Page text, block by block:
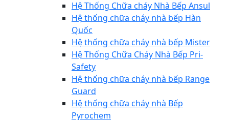
Hệ Thống Chữa cháy Nhà Bếp Ansul
Hệ thống chữa cháy nhà bếp Hàn
Quốc
Hệ thống chữa cháy nhà bếp Mister
Hệ Thống Chữa Cháy Nhà Bếp Pri-
Safety
Hệ thống chữa cháy nhà bếp Range
Guard
Hệ thống chữa cháy nhà Bếp
Pyrochem